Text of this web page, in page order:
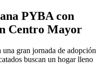
PYBA con
Centro Mayor
gran jornada de adopción
buscan un hogar lleno